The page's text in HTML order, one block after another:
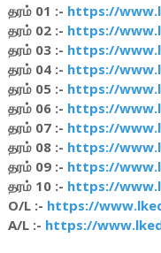
தரம் 01 :- https://
தரம் 02 :- https://
தரம் 03 :- https://
தரம் 04 :- https://
தரம் 05 :- https://
தரம் 06 :- https://
தரம் 07 :- https://
தரம் 08 :- https://
தரம் 09 :- https://
தரம் 10 :- https://
O/L :- https://
A/L :- https://